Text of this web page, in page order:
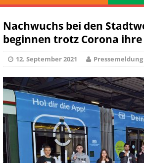
Nachwuchs bei den
beginnen trotz Corona
12. September 2021 Pressemeldung